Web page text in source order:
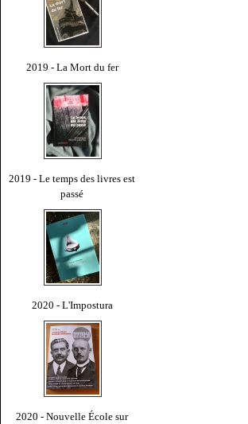
2019 - La Mort du fer
2019 - Le temps des livres est
passé
2020 - L'Impostura
2020 - Nouvelle École sur